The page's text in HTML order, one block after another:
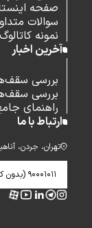
صفحه
سوالات
نمونه کاتالوگ
آخرین اخبار
بررسی
بررسی
راهنمای
ارتباط با ما
تهران، جردن،
۹۰۰۰۱۰۱۱ (بدون کد)